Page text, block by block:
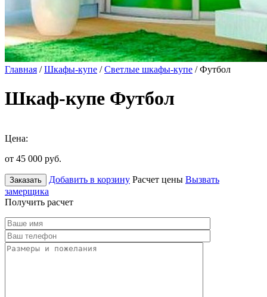
Главная /Шкафы-купе /Светлые шкафы-купе / Футбол
Шкаф-купе Футбол
Цена:
от 45 000 руб.
Заказать Добавить в корзину Расчет цены Вызвать
замерщика
Получить расчет